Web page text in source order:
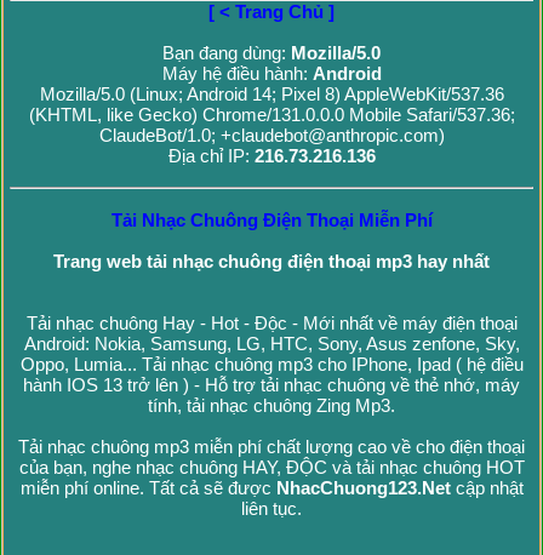
[ < Trang Chủ ]
Bạn đang dùng: Mozilla/5.0
Máy hệ điều hành: Android
Mozilla/5.0 (Linux; Android 14; Pixel 8) AppleWebKit/537.36
(KHTML, like Gecko) Chrome/131.0.0.0 Mobile Safari/537.36;
ClaudeBot/1.0; +claudebot@anthropic.com)
Địa chỉ IP: 216.73.216.136
Tải Nhạc Chuông Điện Thoại Miễn Phí
Trang web tải nhạc chuông điện thoại mp3 hay nhất
Tải nhạc chuông Hay - Hot - Độc - Mới nhất về máy điện thoại
Android: Nokia, Samsung, LG, HTC, Sony, Asus zenfone, Sky,
Oppo, Lumia... Tải nhạc chuông mp3 cho IPhone, Ipad ( hệ điều
hành IOS 13 trở lên ) - Hỗ trợ tải nhạc chuông về thẻ nhớ, máy
tính, tải nhạc chuông Zing Mp3.
Tải nhạc chuông mp3 miễn phí chất lượng cao về cho điện thoại
của bạn, nghe nhạc chuông HAY, ĐỘC và tải nhạc chuông HOT
miễn phí online. Tất cả sẽ được NhacChuong123.Netcập nhật
liên tục.